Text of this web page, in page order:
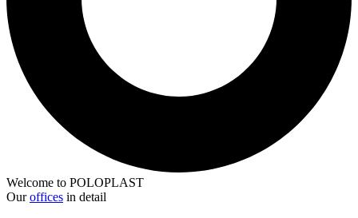
Welcome to POLOPLAST
Ouroffices in detail